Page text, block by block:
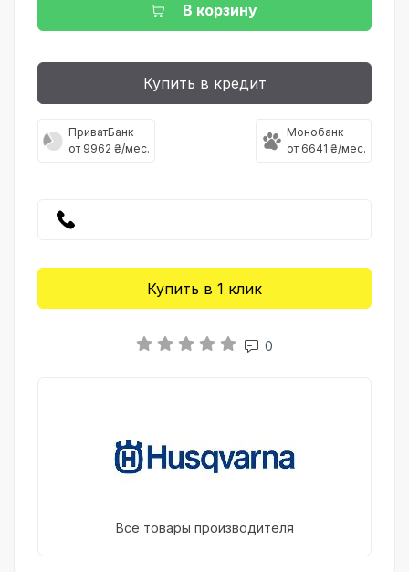
В корзину
Купить в кредит
ПриватБанк
от 9962 ₴/мес.
Монобанк
от 6641 ₴/мес.
Купить в 1 клик
0
Все товары производителя